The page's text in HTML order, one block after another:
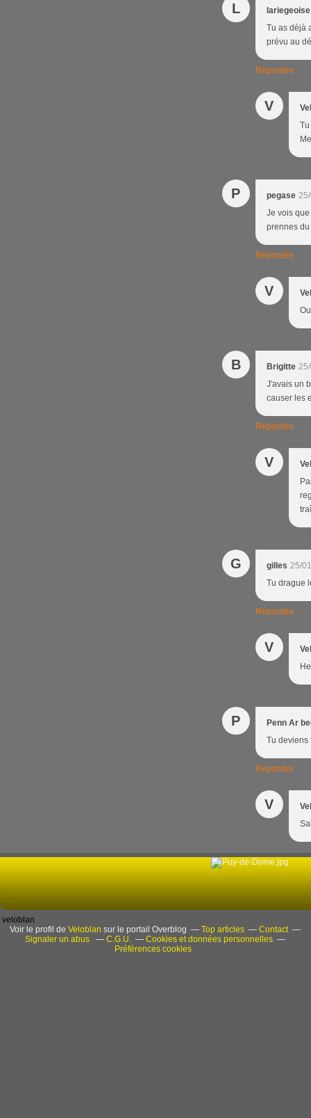
L
lariegeoise
Tu as déjà
prévu au
Répondre
V
P pegase
Je vois
prennes
Répondre
V
B Brigitte
J'avais un
causer les
Répondre
V
G gilles 25/
Tu drague
Répondre
V
P
Penn Ar
Tu deviens
Répondre
V
veloblan
Voir le profil deVeloblan sur le portail Overblog Top articles
Contact
Signaler un abus
C.G.U.
Cookies et données personnelles
Préférences cookies